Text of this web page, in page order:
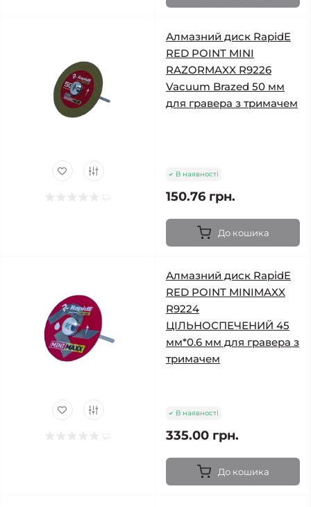
Алмазний диск RapidE
RED POINT MINI
RAZORMAXX R9226
Vacuum Brazed 50 мм
для гравера з тримачем
В наявності
150.76 грн.
До кошика
Алмазний диск RapidE
RED POINT MINIMAXX
R9224
ЦІЛЬНОСПЕЧЕНИЙ 45
мм*0.6 мм для гравера з
тримачем
В наявності
335.00 грн.
До кошика